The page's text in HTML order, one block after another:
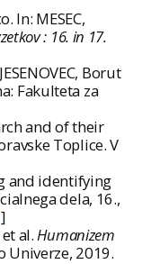
In: MESEC,
: 16. in 17.
Borut
Fakulteta za
and of their
Toplice. V
and identifying
dela, 16.,
]
et al.Humanizem
Univerze, 2019.